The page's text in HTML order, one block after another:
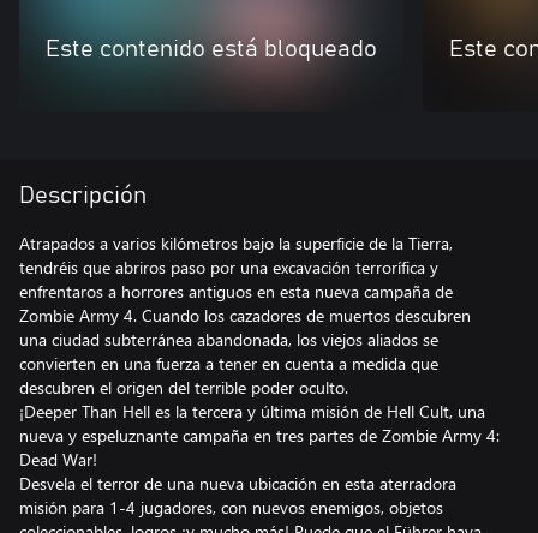
Este contenido está bloqueado Este
Descripción
Atrapados a varios kilómetros bajo la superficie de la Tierra,
tendréis que abriros paso por una excavación terrorífica y
enfrentaros a horrores antiguos en esta nueva campaña de
Zombie Army 4. Cuando los cazadores de muertos descubren
una ciudad subterránea abandonada, los viejos aliados se
convierten en una fuerza a tener en cuenta a medida que
descubren el origen del terrible poder oculto.
¡Deeper Than Hell es la tercera y última misión de Hell Cult, una
nueva y espeluznante campaña en tres partes de Zombie Army 4:
Dead War!
Desvela el terror de una nueva ubicación en esta aterradora
misión para 1-4 jugadores, con nuevos enemigos, objetos